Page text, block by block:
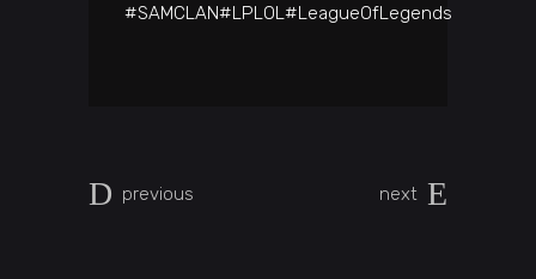
#SAMCLAN#LPLOL#LeagueOfLegends
previous next